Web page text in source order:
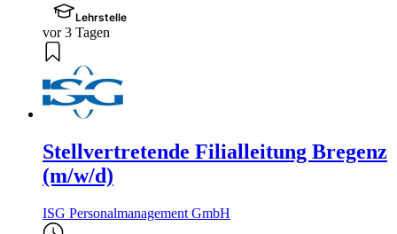
Lehrstelle
vor 3 Tagen
Stellvertretende Filialleitung Bregenz
(m/w/d)
ISG Personalmanagement GmbH